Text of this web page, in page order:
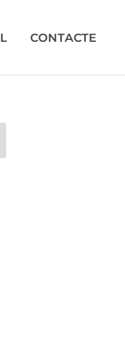
CONTACTE